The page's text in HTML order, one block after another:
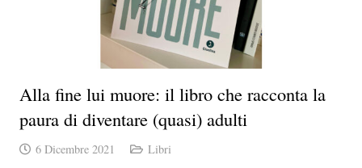
Alla fine lui muore: il libro che racconta la
paura di diventare (quasi) adulti
6 Dicembre 2021 Libri